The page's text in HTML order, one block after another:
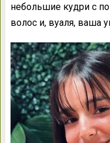
небольшие кудри с
волос и, вуаля, ваша